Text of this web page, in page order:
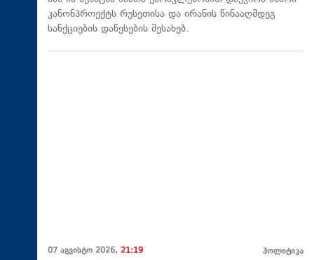
კანონპროექტს რუსეთისა და ირანის წინააღმდეგ
სანქციების დაწესების შესახებ.
07 აგვისტო 2026, 21:19 პოლიტიკა